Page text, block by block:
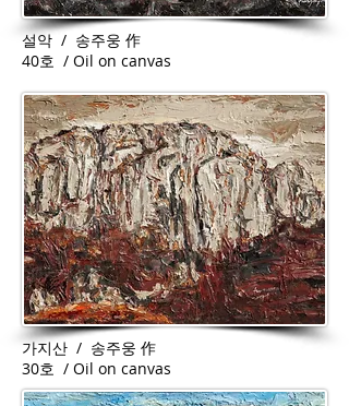
설악 / 송주웅 作
40호 / Oil on canvas
가지산 / 송주웅 作
30호 / Oil on canvas